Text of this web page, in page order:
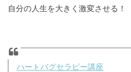
自分の人生を大きく激変させる！
ハートバグセラピー講座